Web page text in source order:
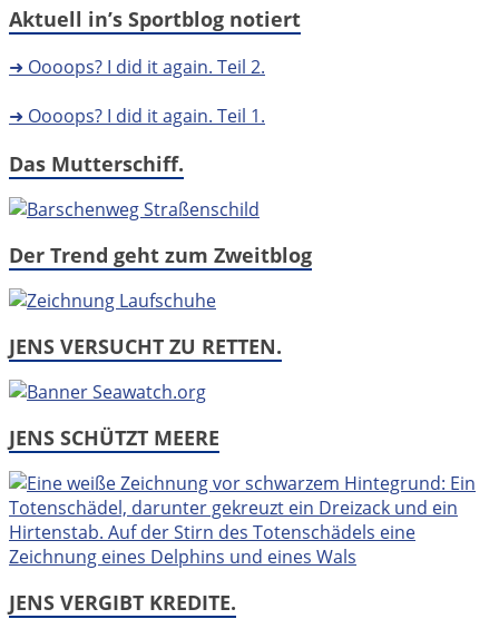
Aktuell in’s Sportblog notiert
➜ Oooops? I did it again. Teil 2.
➜ Oooops? I did it again. Teil 1.
Das Mutterschiff.
Der Trend geht zum Zweitblog
JENS VERSUCHT ZU RETTEN.
JENS SCHÜTZT MEERE
JENS VERGIBT KREDITE.